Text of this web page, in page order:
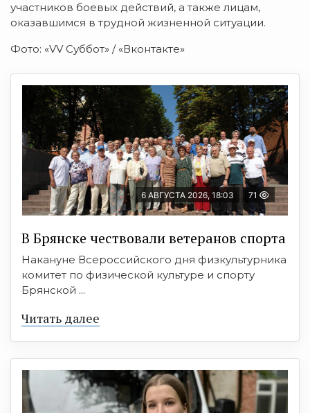
участников боевых действий, а также лицам,
оказавшимся в трудной жизненной ситуации.
Фото: «VV Суббот» / «Вконтакте»
6 АВГУСТА 2026, 18:03 71
В Брянске чествовали ветеранов спорта
Накануне Всероссийского дня физкультурника
комитет по физической культуре и спорту
Брянской ...
Читать далее